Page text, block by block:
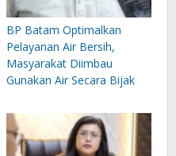
BP Batam Optimalkan
Pelayanan Air Bersih,
Masyarakat Diimbau
Gunakan Air Secara Bijak